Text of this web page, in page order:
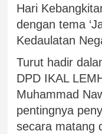
Hari
dengan tema
Kedaulatan
Turut hadir
DPD IKAL
Muhammad
pentingnya
secara matang